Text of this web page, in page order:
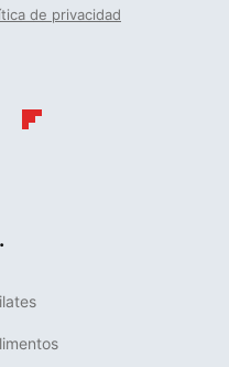
de privacidad